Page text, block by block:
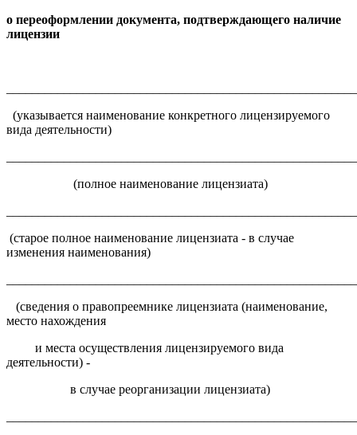
о переоформлении документа, подтверждающего наличие
лицензии
(указывается наименование конкретного лицензируемого
вида деятельности)
(полное наименование лицензиата)
(старое полное наименование лицензиата - в случае
изменения наименования)
(сведения о правопреемнике лицензиата (наименование,
место нахождения
и места осуществления лицензируемого вида
деятельности) -
в случае реорганизации лицензиата)